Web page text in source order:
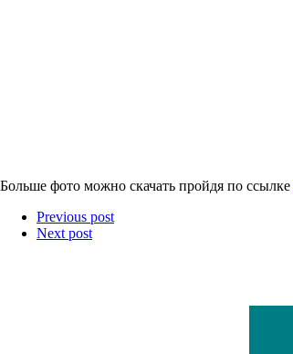
Больше фото можно скачать пройдя по ссылке
Previous post
Next post